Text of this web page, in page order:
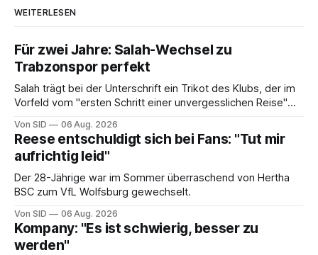
WEITERLESEN
Für zwei Jahre: Salah-Wechsel zu
Trabzonspor perfekt
Salah trägt bei der Unterschrift ein Trikot des Klubs, der im
Vorfeld vom "ersten Schritt einer unvergesslichen Reise"
Von SID 06 Aug. 2026
Reese entschuldigt sich bei Fans: "Tut mir
aufrichtig leid"
Der 28-Jährige war im Sommer überraschend von Hertha
BSC zum VfL Wolfsburg gewechselt.
Von SID 06 Aug. 2026
Kompany: "Es ist schwierig, besser zu
werden"